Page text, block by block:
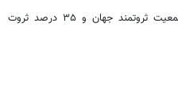
آمریکا به تنهایی دارای ۲۷ درصد کل جمعیت ثروتمند جهان و ۳۵ درصد ثروت